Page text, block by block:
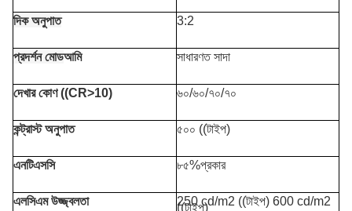
দিক অনুপাত 3:2
প্রদর্শন মোডআমি সাধারণত সাদা
দেখার কোণ ((CR>10) ৬০/৬০/৭০/৭০
কন্ট্রাস্ট অনুপাত ৫০০ ((টাইপ)
এনটিএসসি ৮৫%প্রকার
এলসিএম উজ্জ্বলতা 250 cd/m2 ((টাইপ) 600 cd/m2
((টাইপ)